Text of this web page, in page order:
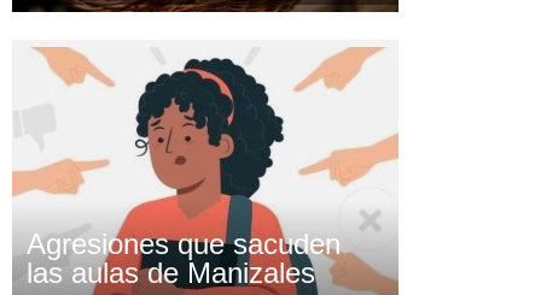
Agresiones que sacuden
las aulas de Manizales